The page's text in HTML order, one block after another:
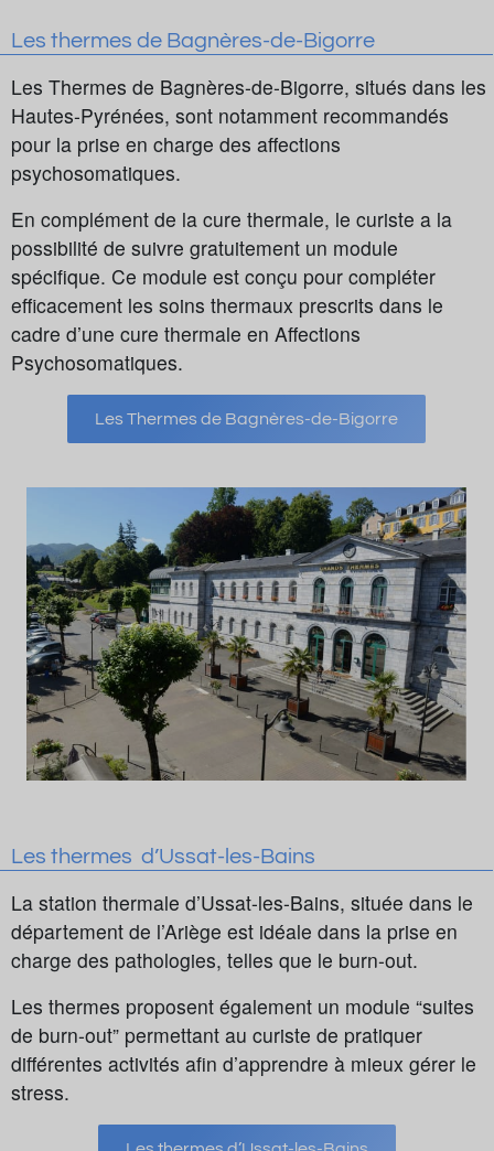
Les thermes de Bagnères-de-Bigorre
Les Thermes de Bagnères-de-Bigorre, situés dans les
Hautes-Pyrénées, sont notamment recommandés
pour la prise en charge des affections
psychosomatiques.
En complément de la cure thermale, le curiste a la
possibilité de suivre gratuitement un module
spécifique. Ce module est conçu pour compléter
efficacement les soins thermaux prescrits dans le
cadre d’une cure thermale en Affections
Psychosomatiques.
Les Thermes de Bagnères-de-Bigorre
Les thermes d’Ussat-les-Bains
La station thermale d’Ussat-les-Bains, située dans le
département de l’Ariège est idéale dans la prise en
charge des pathologies, telles que le burn-out.
Les thermes proposent également un module “suites
de burn-out” permettant au curiste de pratiquer
différentes activités afin d’apprendre à mieux gérer le
stress.